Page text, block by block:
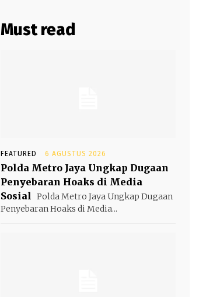
Must read
FEATURED 6 AGUSTUS 2026
Polda Metro Jaya Ungkap Dugaan
Penyebaran Hoaks di Media
Sosial Polda Metro Jaya Ungkap Dugaan
Penyebaran Hoaks di Media...